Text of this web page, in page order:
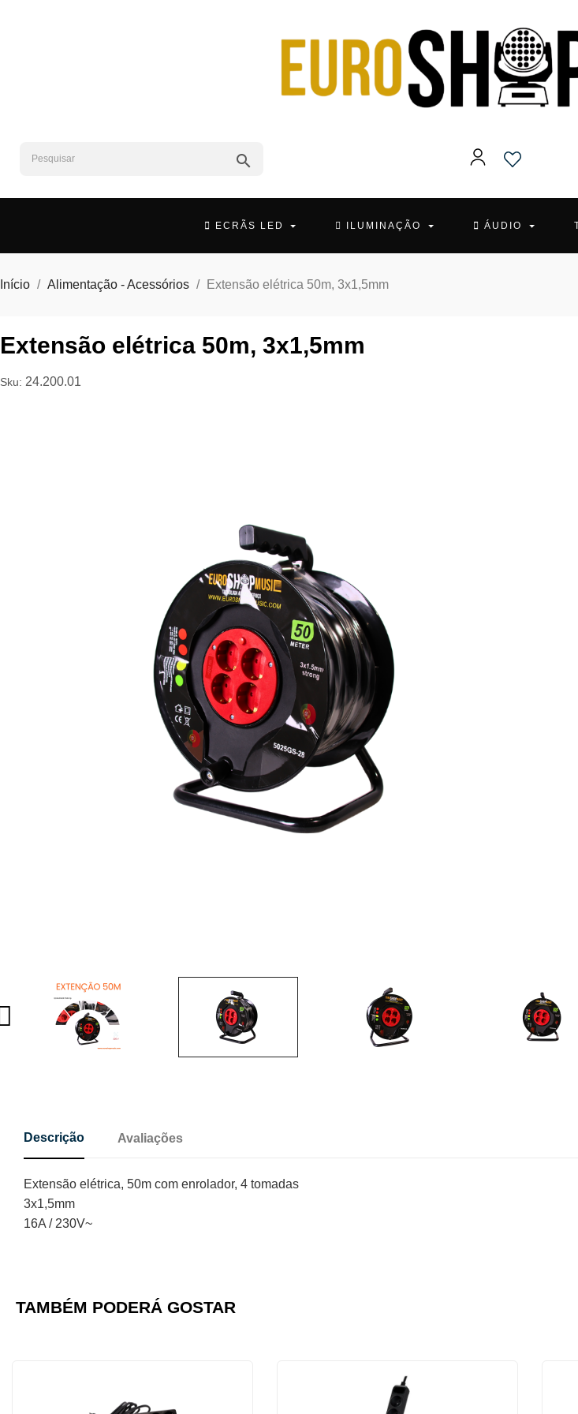
search
ECRÃS LED ILUMINAÇÃO ÁUDIO
Início Alimentação - Acessórios Extensão elétrica 50m, 3x1,5mm
Extensão elétrica 50m, 3x1,5mm
Sku: 24.200.01
Descrição Avaliações
Extensão elétrica, 50m com enrolador, 4 tomadas
3x1,5mm
16A / 230V~
TAMBÉM PODERÁ GOSTAR